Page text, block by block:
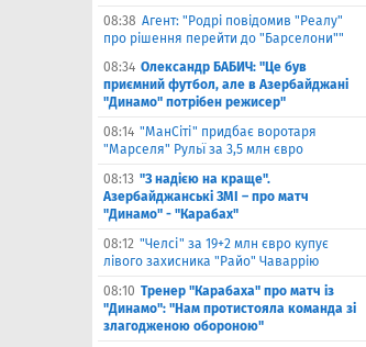
08:38 Агент: "Родрі повідомив "Реалу"
про рішення перейти до "Барселони""
08:34 Олександр БАБИЧ: "Це був
приємний футбол, але в Азербайджані
"Динамо" потрібен режисер"
08:14 "МанСіті" придбає воротаря
"Марселя" Рульї за 3,5 млн євро
08:13 "З надією на краще".
Азербайджанські ЗМІ – про матч
"Динамо" - "Карабах"
08:12 "Челсі" за 19+2 млн євро купує
лівого захисника "Райо" Чаваррію
08:10 Тренер "Карабаха" про матч із
"Динамо": "Нам протистояла команда зі
злагодженою обороною"